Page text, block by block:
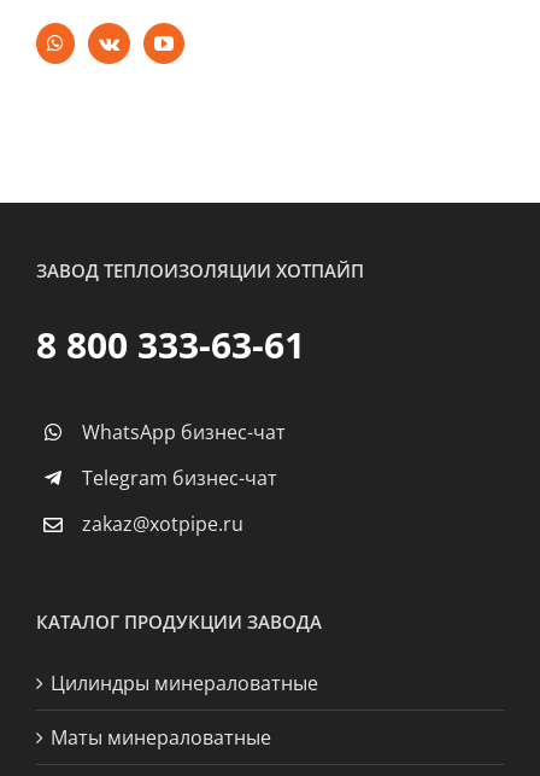
ЗАВОД ТЕПЛОИЗОЛЯЦИИ ХОТПАЙП
8 800 333-63-61
WhatsApp бизнес-чат
Telegram бизнес-чат
zakaz@xotpipe.ru
КАТАЛОГ ПРОДУКЦИИ ЗАВОДА
Цилиндры минераловатные
Маты минераловатные